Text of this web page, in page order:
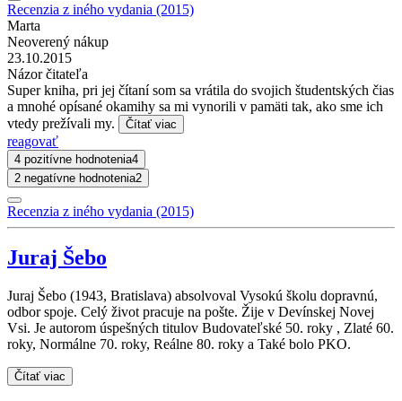
Recenzia z iného vydania (2015)
Marta
Neoverený nákup
23.10.2015
Názor čitateľa
Super kniha, pri jej čítaní som sa vrátila do svojich študentských čias
a mnohé opísané okamihy sa mi vynorili v pamäti tak, ako sme ich
vtedy prežívali my.
Čítať viac
reagovať
4 pozitívne hodnotenia4
2 negatívne hodnotenia2
Recenzia z iného vydania (2015)
Juraj Šebo
Juraj Šebo (1943, Bratislava) absolvoval Vysokú školu dopravnú,
odbor spoje. Celý život pracuje na pošte. Žije v Devínskej Novej
Vsi. Je autorom úspešných titulov Budovateľské 50. roky , Zlaté 60.
roky, Normálne 70. roky, Reálne 80. roky a Také bolo PKO.
Čítať viac